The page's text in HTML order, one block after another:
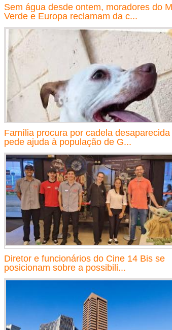
Sem água desde ontem, moradores do
Verde e Europa reclamam da c...
Família procura por cadela desaparecida
pede ajuda à população de G...
Diretor e funcionários do Cine 14 Bis se
posicionam sobre a possibili...